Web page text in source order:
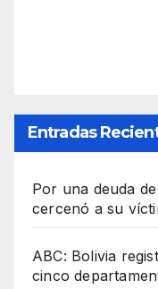
Entradas
Por una deuda
cercenó a su
ABC: Bolivia
cinco